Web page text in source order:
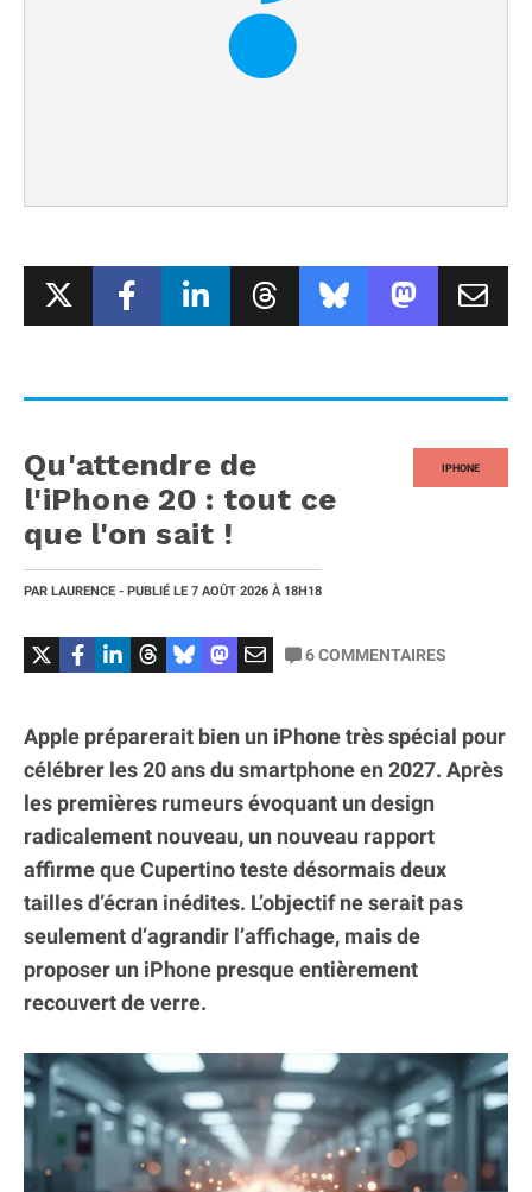
IPHONE
Qu'attendre de
l'iPhone 20 : tout ce
que l'on sait !
PAR LAURENCE - PUBLIÉ LE 7 AOÛT 2026 À 18H18
6COMMENTAIRES
Apple préparerait bien un iPhone très spécial pour
célébrer les 20 ans du smartphone en 2027. Après
les premières rumeurs évoquant un design
radicalement nouveau, un nouveau rapport
affirme que Cupertino teste désormais deux
tailles d’écran inédites. L’objectif ne serait pas
seulement d’agrandir l’affichage, mais de
proposer un iPhone presque entièrement
recouvert de verre.